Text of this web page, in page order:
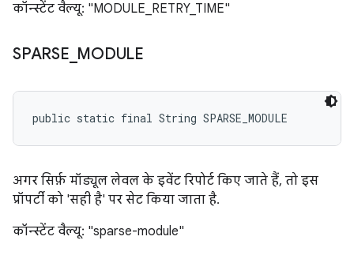
कॉन्स्टेंट वैल्यू: "MODULE_RETRY_TIME"
SPARSE MODULE
public static final String SPARSE_MODULE
अगर सिर्फ़ मॉड्यूल लेवल के इवेंट रिपोर्ट किए जाते हैं, तो इस
प्रॉपर्टी को 'सही है' पर सेट किया जाता है.
कॉन्स्टेंट वैल्यू: "sparse-module"